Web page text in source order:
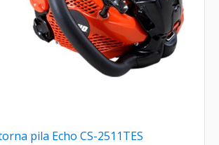
pila Echo CS-2511TES